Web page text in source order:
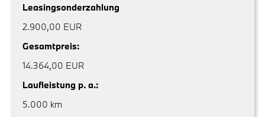
Leasingsonderzahlung
2.900,00 EUR
Gesamtpreis:
14.364,00 EUR
Laufleistung p. a.:
5.000 km